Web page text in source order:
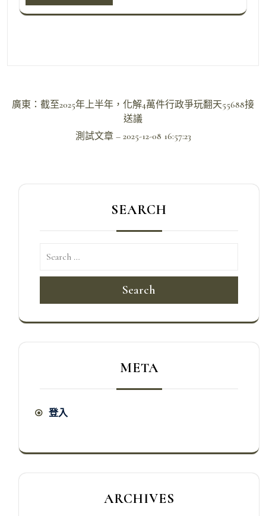
文
廣東：截至2025年上半年，化解4萬件行政爭玩翻天55688接
送議
測試文章 – 2025-12-08 16:57:23
SEARCH
Search
META
登入
ARCHIVES